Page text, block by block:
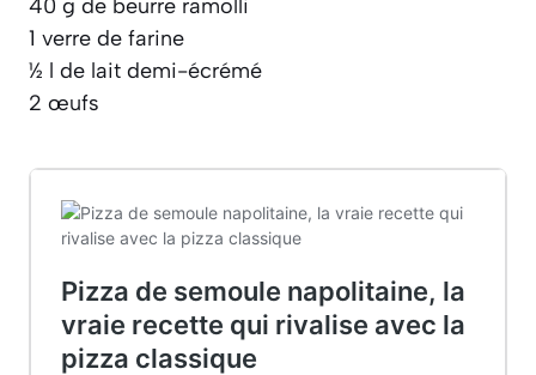
40 g de beurre ramolli
1 verre de farine
½ l de lait demi-écrémé
2 œufs